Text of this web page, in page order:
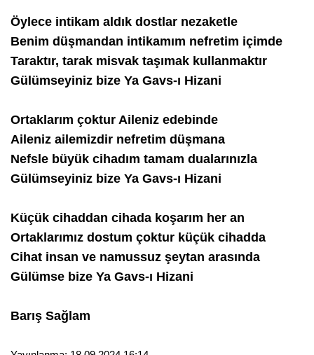
Öylece intikam aldık dostlar nezaketle
Benim düşmandan intikamım nefretim içimde
Taraktır, tarak misvak taşımak kullanmaktır
Gülümseyiniz bize Ya Gavs-ı Hizani
Ortaklarım çoktur Aileniz edebinde
Aileniz ailemizdir nefretim düşmana
Nefsle büyük cihadım tamam dualarınızla
Gülümseyiniz bize Ya Gavs-ı Hizani
Küçük cihaddan cihada koşarım her an
Ortaklarımız dostum çoktur küçük cihadda
Cihat insan ve namussuz şeytan arasında
Gülümse bize Ya Gavs-ı Hizani
Barış Sağlam